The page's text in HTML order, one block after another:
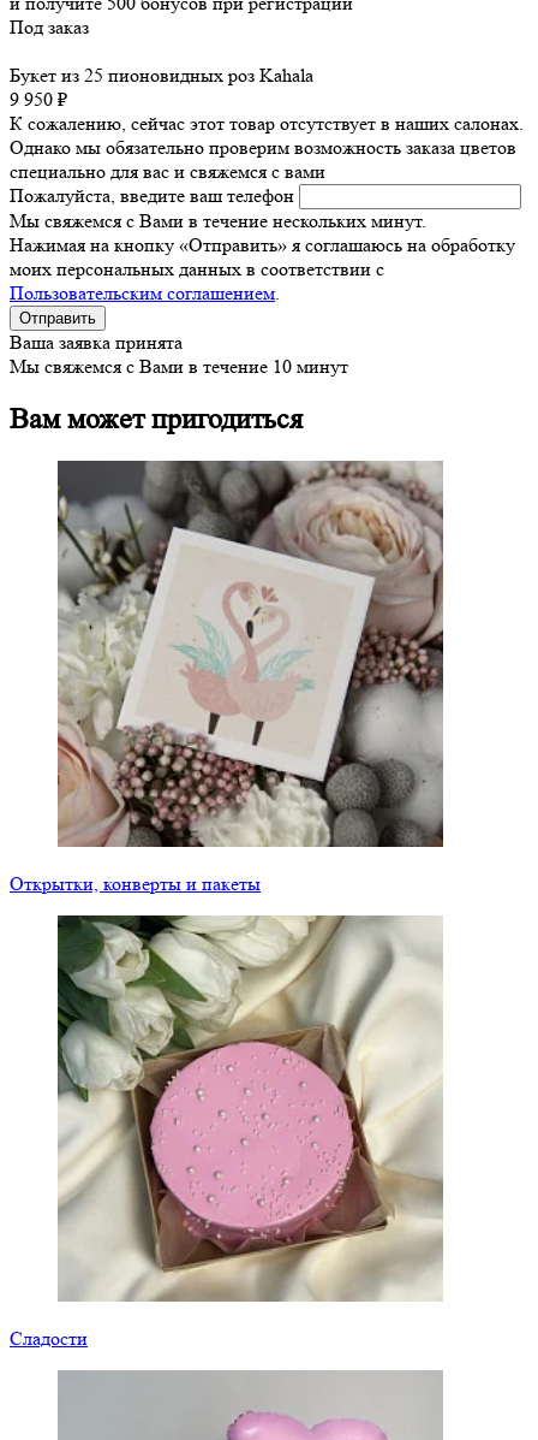
Под заказ
Букет из 25 пионовидных роз Kahala
9 950 ₽
К сожалению, сейчас этот товар отсутствует в наших салонах.
Однако мы обязательно проверим возможность заказа цветов
специально для вас и свяжемся с вами
Пожалуйста, введите ваш телефон
Мы свяжемся с Вами в течение нескольких минут.
Нажимая на кнопку «Отправить» я соглашаюсь на обработку
моих персональных данных в соответствии с
Пользовательским соглашением.
Ваша заявка принята
Мы свяжемся с Вами в течение 10 минут
Вам может пригодиться
Открытки, конверты и пакеты
Сладости